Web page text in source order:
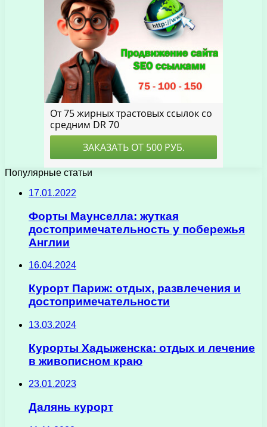
Популярные статьи
17.01.2022
Форты Маунселла: жуткая
достопримечательность у побережья
Англии
16.04.2024
Курорт Париж: отдых, развлечения и
достопримечательности
13.03.2024
Курорты Хадыженска: отдых и лечение
в живописном краю
23.01.2023
Далянь курорт